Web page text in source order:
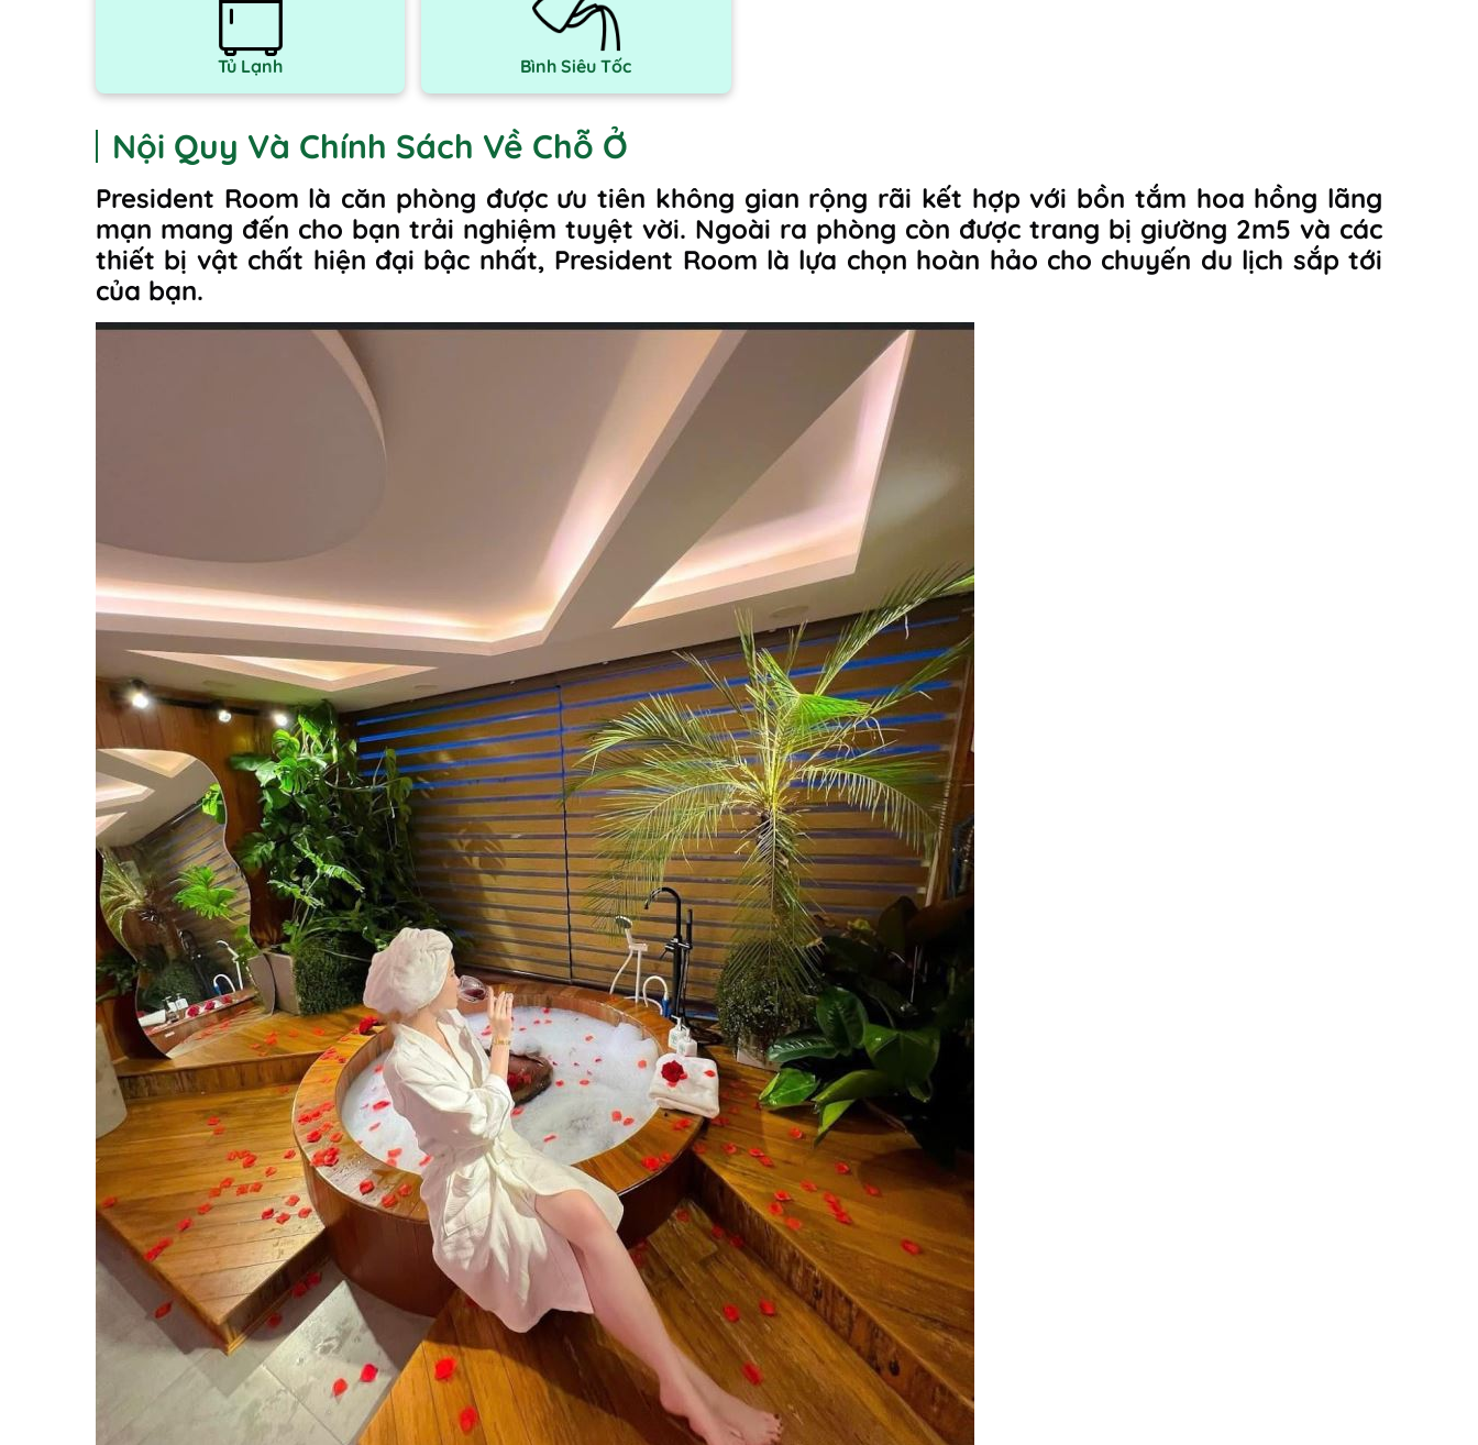
Tủ Lạnh Bình Siêu Tốc
Nội Quy Và Chính Sách Về Chỗ Ở
President Room là căn phòng được ưu tiên không gian rộng rãi kết hợp với bồn tắm hoa hồng lãng
mạn mang đến cho bạn trải nghiệm tuyệt vời. Ngoài ra phòng còn được trang bị giường 2m5 và các
thiết bị vật chất hiện đại bậc nhất, President Room là lựa chọn hoàn hảo cho chuyến du lịch sắp tới
của bạn.